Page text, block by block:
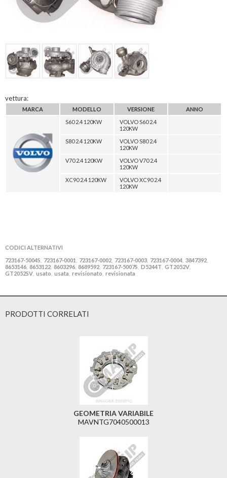
vettura:
MARCA MODELLO VERSIONE
ANNO
S60 2.4 120KW
VOLVO S60 2.4
120KW
S80 2.4 120KW
VOLVO S80 2.4
120KW
V70 2.4 120KW
VOLVO V70 2.4
120KW
XC90 2.4 120KW
VOLVO XC90 2.4
120KW
CODICI ALTERNATIVI
723167-5004S
723167-0001 723167-0002 723167-0003 723167-0004 3847392
8653146 8653122 8603296 8689592 723167-5007S D5244T GT2052V
GT2052SV usato usata revisionato revisionata
PRODOTTI CORRELATI
GEOMETRIA VARIABILE
MAVNTG7040500013